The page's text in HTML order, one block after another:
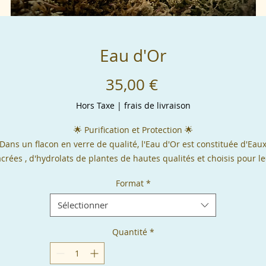
Eau d'Or
35,00 €Prix
Hors Taxe| frais de livraison
🌟 Purification et Protection 🌟
Dans un flacon en verre de qualité, l'Eau d'Or est constituée d'Eaux
, d'hydrolats de plantes de hautes qualités et choisis pour
est encodée, par mes soins, avec des Symboles, des Prières et
Chants Sacrées qui multiplient les fréquences de protection et de
purification déjà présentes dans les Eaux et Hydrolats choisis.
aide à purifier et protéger les lieux des Énergies négatives. Elle
remplace la fumigation de plantes, l'encens, tout en étant aussi
Format *
Sélectionner
Quantité *